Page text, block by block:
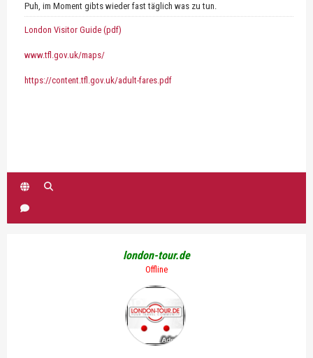
Puh, im Moment gibts wieder fast täglich was zu tun.
London Visitor Guide (pdf)
www.tfl.gov.uk/maps/
https://content.tfl.gov.uk/adult-fares.pdf
london-tour.de
Offline